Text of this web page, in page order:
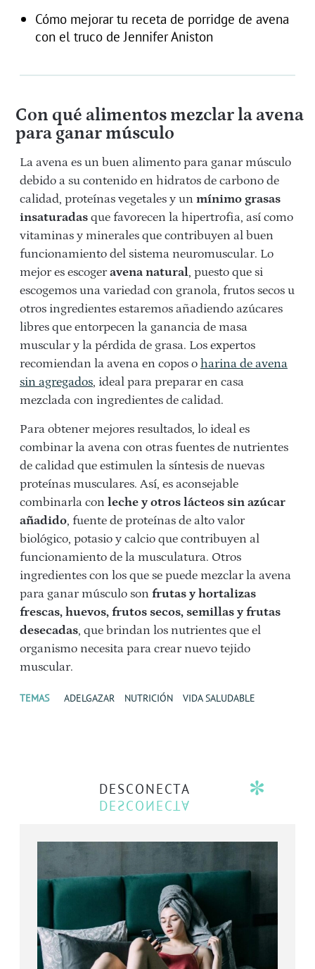
Cómo mejorar tu receta de porridge de avena
con el truco de Jennifer Aniston
Con qué alimentos mezclar la avena
para ganar músculo
La avena es un buen alimento para ganar músculo
debido a su contenido en hidratos de carbono de
calidad, proteínas vegetales y un mínimo grasas
insaturadas que favorecen la hipertrofia, así como
vitaminas y minerales que contribuyen al buen
funcionamiento del sistema neuromuscular. Lo
mejor es escogeravena natural, puesto que si
escogemos una variedad con granola, frutos secos u
otros ingredientes estaremos añadiendo azúcares
libres que entorpecen la ganancia de masa
muscular y la pérdida de grasa. Los expertos
recomiendan la avena en copos o harina de avena
sin agregados, ideal para preparar en casa
mezclada con ingredientes de calidad.
Para obtener mejores resultados, lo ideal es
combinar la avena con otras fuentes de nutrientes
de calidad que estimulen la síntesis de nuevas
proteínas musculares. Así, es aconsejable
combinarla con leche y otros lácteos sin azúcar
añadido, fuente de proteínas de alto valor
biológico, potasio y calcio que contribuyen al
funcionamiento de la musculatura. Otros
ingredientes con los que se puede mezclar la avena
para ganar músculo son frutas y hortalizas
frescas, huevos, frutos secos, semillas y frutas
desecadas, que brindan los nutrientes que el
organismo necesita para crear nuevo tejido
muscular.
TEMAS ADELGAZAR NUTRICIÓN VIDA SALUDABLE
DESCONECTA